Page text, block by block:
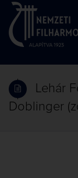
Lehár
Doblinger